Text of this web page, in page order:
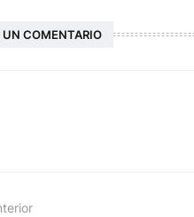
UN COMENTARIO